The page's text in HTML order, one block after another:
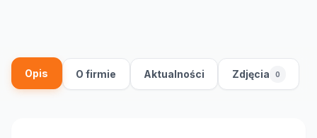
Opis O firmie Aktualności Zdjęcia 0